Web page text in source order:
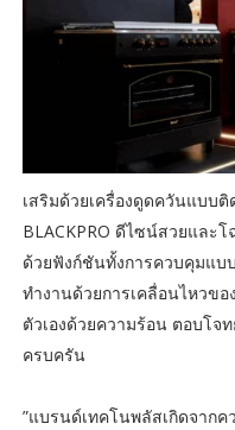
เสริมด้วยเครื่องดูดควันแบบติ
BLACKPRO ดีไซน์สวยและ
ด้วยฟังก์ชันทั้งการควบคุมแบ
ทำงานด้วยการเคลื่อนไหวข
ตัวเองด้วยความร้อน ตอบโ
ครบครัน
”แบรนด์เทคโนพลัสเกิดจากค